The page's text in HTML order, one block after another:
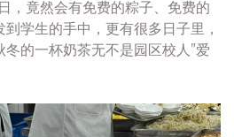
，竟然会有免费的粽子、免费的
学生的手中，更有很多日子里，
的一杯奶茶无不是园区校人”爱